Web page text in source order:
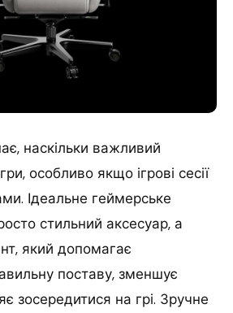
наскільки важливий
особливо якщо ігрові сесії
Ідеальне геймерське
стильний аксесуар, а
який допомагає
поставу, зменшує
зосередитися на грі. Зручне